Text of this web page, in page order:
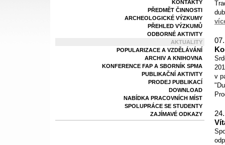
v
KONTAKTY
PŘEDMĚT ČINNOSTI
ARCHEOLOGICKÉ VÝZKUMY
PŘEHLED VÝZKUMŮ
ODBORNÉ AKTIVITY
AKTUALITY
POPULARIZACE A VZDĚLÁVÁNÍ
ARCHIV A KNIHOVNA
KONFERENCE FAP A SBORNÍK SPMA
PUBLIKAČNÍ AKTIVITY
PRODEJ PUBLIKACÍ
DOWNLOAD
NABÍDKA PRACOVNÍCH MÍST
SPOLUPRÁCE SE STUDENTY
ZAJÍMAVÉ ODKAZY